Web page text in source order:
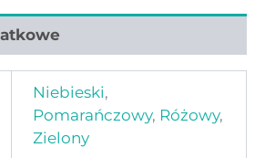
Niebieski,
Pomarańczowy, Różowy,
Zielony